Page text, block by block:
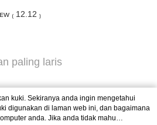
₍ 12.12 ₎
paling laris
kuki. Sekiranya anda ingin mengetahui
digunakan di laman web ini, dan bagaimana
anda. Jika anda tidak mahu